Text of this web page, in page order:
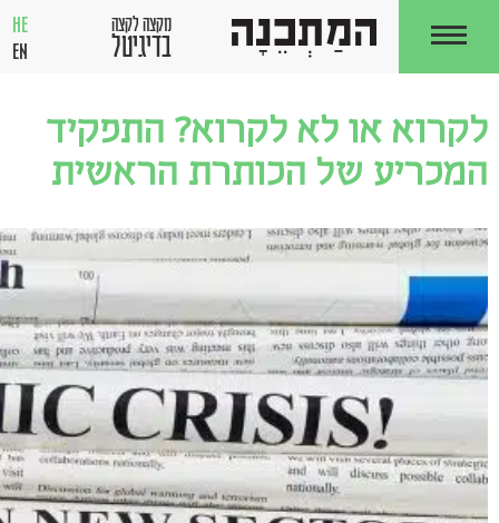
מקצה לקצה
בדיגיטל
HE
EN
לקרוא או לא לקרוא? התפקיד
המכריע של הכותרת הראשית